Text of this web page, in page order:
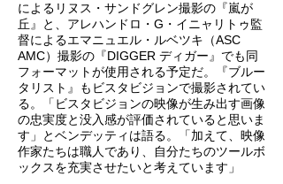
によるリヌス・サンドグレン撮影の『嵐が
丘』と、アレハンドロ・G・イニャリトゥ監
督によるエマニュエル・ルベツキ（ASC
AMC）撮影の『DIGGER ディガー』でも同
フォーマットが使用される予定だ。『ブルー
タリスト』もビスタビジョンで撮影されてい
る。「ビスタビジョンの映像が生み出す画像
の忠実度と没入感が評価されていると思いま
す」とベンデッティは語る。「加えて、映像
作家たちは職人であり、自分たちのツールボ
ックスを充実させたいと考えています」